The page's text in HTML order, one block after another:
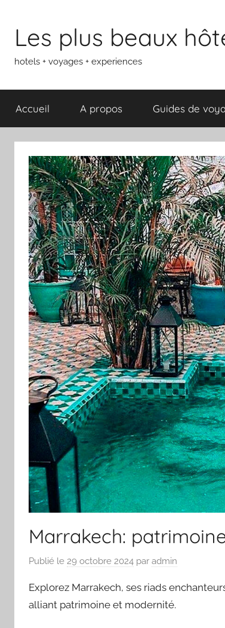
contenu
Les plus beaux
hotels + voyages + experiences
Accueil A propos Guides de
Marrakech:
Publié le 29 octobre 2024 par admin
Explorez Marrakech, ses riads
alliant patrimoine et modernité.